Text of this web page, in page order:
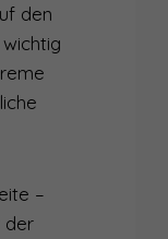
den
–
der